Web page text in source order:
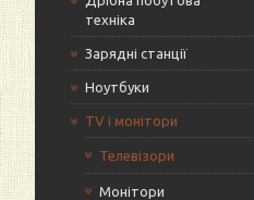
техніка
Зарядні станції
Ноутбуки
TV і монітори
Телевізори
Монітори